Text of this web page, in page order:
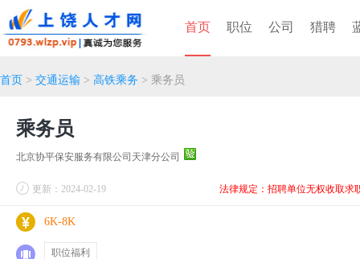
首页 职位 公司 猎聘
首页 > 交通运输 > 高铁乘务 > 乘务员
乘务员
北京协平保安服务有限公司天津分公司
更新：2024-02-19 法律规定：招聘单位无权收取求
6K-8K
职位福利